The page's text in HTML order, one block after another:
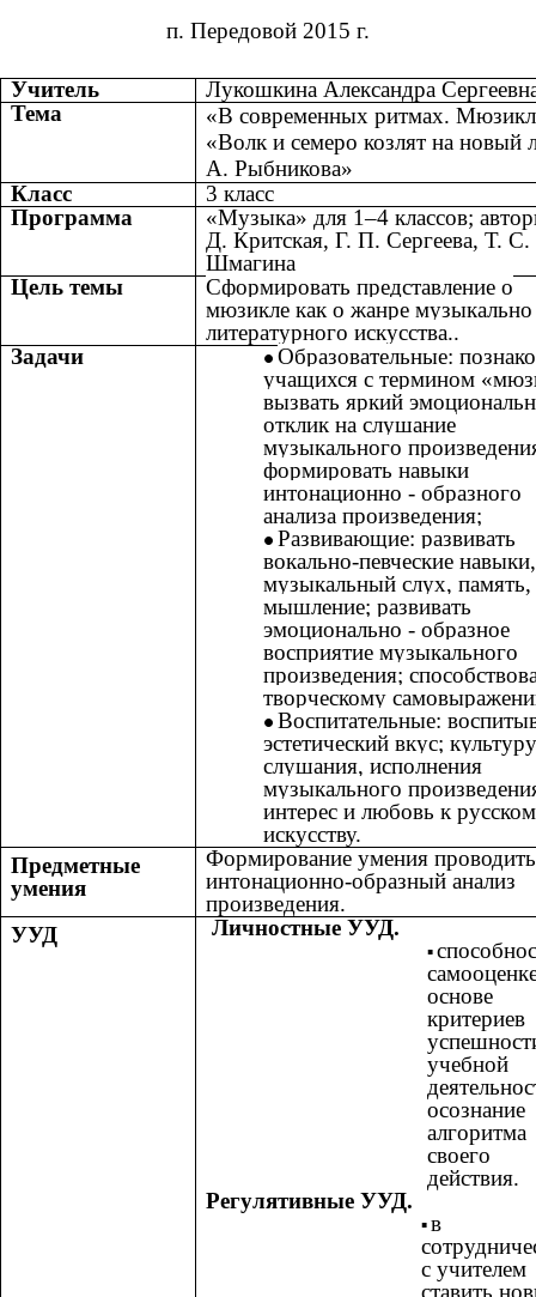
п. Передовой 2015 г.
Учитель
Лукошкина Александра
Тема
«В современных ритмах. Мюзикл
«Волк и семеро козлят на новый
А. Рыбникова»
Класс
3 класс
Программа
«Музыка» для 1–4 классов;
Д. Критская, Г. П. Сергеева, Т. С.
Шмагина
Цель темы
Сформировать представление о
мюзикле как о жанре
литературного искусства..
Задачи
Образовательные:
учащихся с термином
вызвать яркий
отклик на слушание
музыкального
формировать навыки
интонационно - образного
анализа произведения;
Развивающие: развивать
вокально-певческие навыки,
музыкальный слух, память,
мышление; развивать
эмоционально - образное
восприятие музыкального
произведения;
творческому
Воспитательные:
эстетический вкус; культуру
слушания, исполнения
музыкального
интерес и любовь к
искусству.
Предметные
умения
Формирование умения проводить
интонационно-образный анализ
произведения.
УУД
Личностные УУД.
основе
критериев
учебной
осознание
алгоритма
своего
действия.
Регулятивные УУД.
в
с учителем
ставить